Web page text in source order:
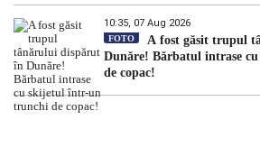
10:35, 07 Aug 2026
FOTO
A fost găsit trupul
Dunăre! Bărbatul intrase
de copac!